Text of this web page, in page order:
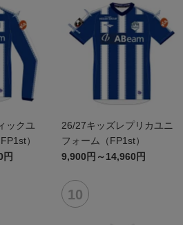
ックユ
）
円
26/27キッズレプリカユニ
フォーム（FP1st）
9,900円～14,960円